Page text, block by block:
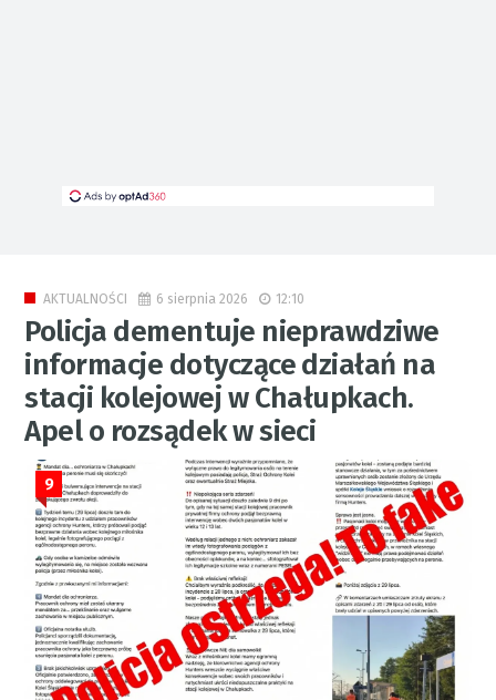
AKTUALNOŚCI 6 sierpnia 2026 12:10
Policja dementuje nieprawdziwe
informacje dotyczące działań na
stacji kolejowej w Chałupkach.
Apel o rozsądek w sieci
9